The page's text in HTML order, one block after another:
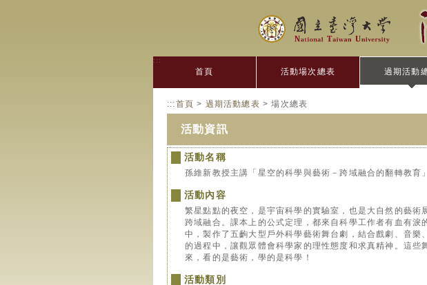
:::
首頁 活動場次總表 過期活動
:::首頁 > 過期活動總表 > 場次總表
活動資訊
活動名稱
孫維新教授主講「星空的科學與藝術－跨域融合的翻轉教育」
活動內容
繁星點點的夜空，是宇宙科學的實驗室，也是大自然的藝
跨域融合。課本上的公式定理，都來自科學工作者有血有
中，製作了五齣大型戶外科學藝術舞台劇，結合戲劇、音
的過程中，讓觀眾體會科學家的理性態度和求真精神。這
來，看的是藝術，學的是科學！
活動類別